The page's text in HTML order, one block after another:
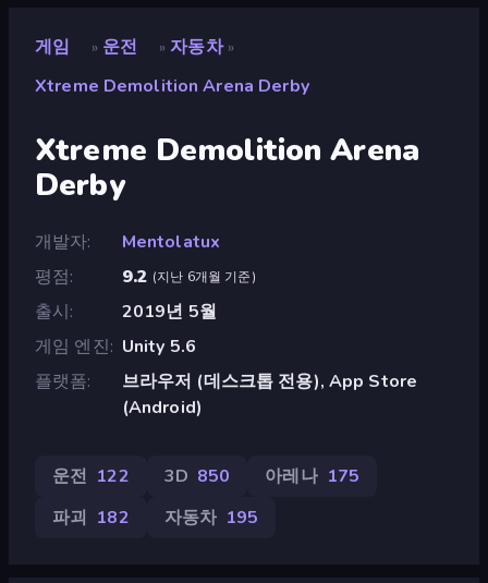
게임 » 운전 » 자동차 »
Xtreme Demolition Arena Derby
Xtreme Demolition Arena
Derby
개발자
Mentolatux
평점
9.2 (지난 6개월 기준)
출시
2019년 5월
게임 엔진
Unity 5.6
플랫폼
브라우저 (데스크톱 전용), App Store
(Android)
운전 122 3D 850 아레나 175
파괴 182 자동차 195